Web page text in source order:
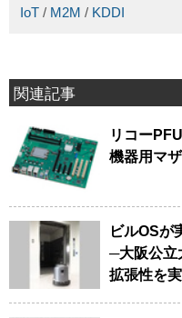
IoT / M2M / KDDI
関連記事
リコー
機器用マ
ビルOSが
─大阪公立
拡張性を